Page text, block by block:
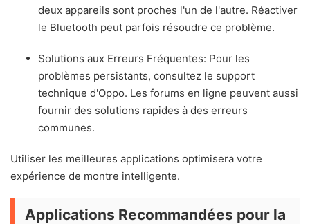
deux appareils sont proches l'un de l'autre. Réactiver
le Bluetooth peut parfois résoudre ce problème.
Solutions aux Erreurs Fréquentes: Pour les
problèmes persistants, consultez le support
technique d'Oppo. Les forums en ligne peuvent aussi
fournir des solutions rapides à des erreurs
communes.
Utiliser les meilleures applications optimisera votre
expérience de montre intelligente.
Applications Recommandées pour la